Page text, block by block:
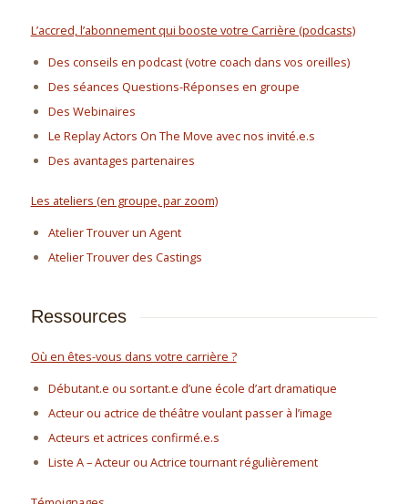
L’accred, l’abonnement qui booste votre Carrière (podcasts)
Des conseils en podcast (votre coach dans vos oreilles)
Des séances Questions-Réponses en groupe
Des Webinaires
Le Replay Actors On The Move avec nos invité.e.s
Des avantages partenaires
Les ateliers (en groupe, par zoom)
Atelier Trouver un Agent
Atelier Trouver des Castings
Ressources
Où en êtes-vous dans votre carrière ?
Débutant.e ou sortant.e d’une école d’art dramatique
Acteur ou actrice de théâtre voulant passer à l’image
Acteurs et actrices confirmé.e.s
Liste A – Acteur ou Actrice tournant régulièrement